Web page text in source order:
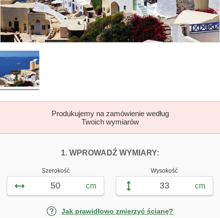
Produkujemy na zamówienie według
Twoich wymiarów
1. WPROWADŹ WYMIARY:
Szerokość
cm
Wysokość
cm
Jak prawidłowo zmierzyć ścianę?